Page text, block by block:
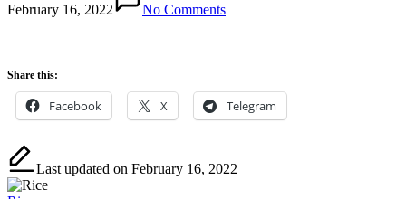
February 16, 2022 No Comments
Share this:
Facebook X Telegram
Last updated on February 16, 2022